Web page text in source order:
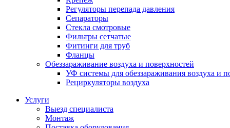
Регуляторы перепада давления
Сепараторы
Стекла смотровые
Фильтры сетчатые
Фитинги для труб
Фланцы
Обеззараживание воздуха и поверхностей
УФ системы для обеззараживания воздуха и
Рециркуляторы воздуха
Услуги
Выезд специалиста
Монтаж